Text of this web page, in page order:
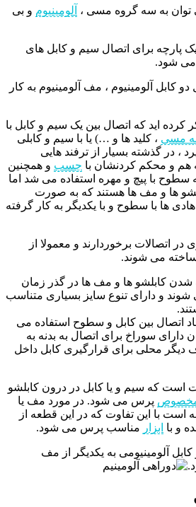
توان به سه گروه مسی ، آلومینیوم و بی
یک پارچه برای اتصال سیم و کابل های
می شود.
کابل آلومینیوم ، مف آلومینیوم به کار
کرده اید که اتصال بین یک سیم و کابل با
مسی ، کلید ها و …) یا با سیم و کابلی
در گذشته بسیار از ترفند هایی
هم و محکم کردنشان با چسب و همچنین
سطوح با پیچ و مهره استفاده می شد اما
ها و مف ها هستند که به صورت
ها با سطوح و با یکدیگر به کار گرفته
در اتصالات برخوردارند و معمولا از
می شوند.
شدن کابلشو ها و مف ها در گذر زمان
و دارای تنوع سایز بسیاری متناسب
اتصال بین کابل و سطوح استفاده می
دارای سوراخ برای اتصال به بدنه به
محلی برای قرارگیری کابل داخل
که سیم و یا کابل در درون کابلشو
مخصوص پرس می شود. در مورد مف یا
است با این تفاوت که در این قطعه از
و با ابزار مناسب پرس می شود.
آلومینیومی به یکدیگر از مف